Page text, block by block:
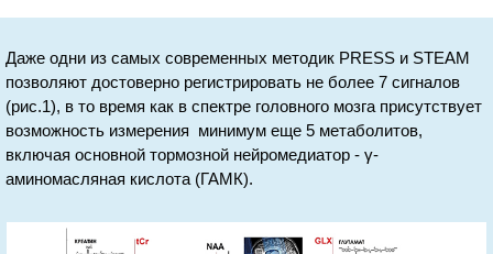
Даже одни из самых современных методик PRESS и STEAM
позволяют достоверно регистрировать не более 7 сигналов
(рис.1), в то время как в спектре головного мозга присутствует
возможность измерения минимум еще 5 метаболитов,
включая основной тормозной нейромедиатор - γ-
аминомасляная кислота (ГАМК).